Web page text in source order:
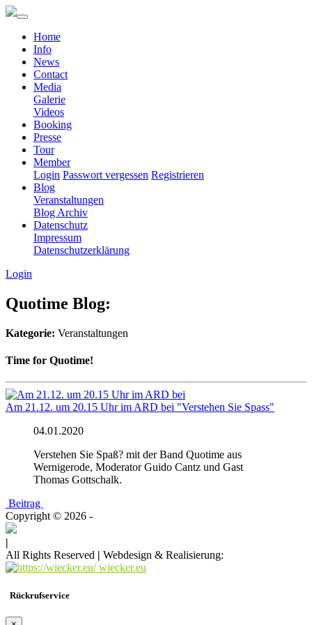
Home
Info
News
Contact
Media
Galerie
Videos
Booking
Presse
Tour
Member
Login Passwort vergessen Registrieren
Blog
Veranstaltungen
Blog Archiv
Datenschutz
Impressum
Datenschutzerklärung
Login
Quotime Blog:
Kategorie: Veranstaltungen
Time for Quotime!
Am 21.12. um 20.15 Uhr im ARD bei "Verstehen Sie Spass"
04.01.2020
Verstehen Sie Spaß? mit der Band Quotime aus
Wernigerode, Moderator Guido Cantz und Gast
Thomas Gottschalk.
Beitrag
Copyright © 2026 -
|
All Rights Reserved | Webdesign & Realisierung:
wiecker.eu
Rückrufservice